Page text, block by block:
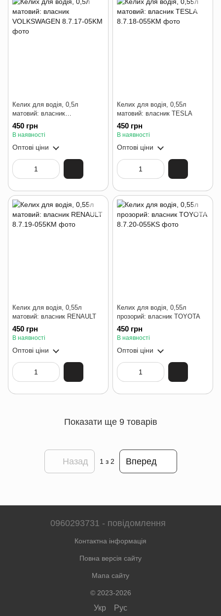
Келих для водія, 0,5л
матовий: власник
VOLKSWAGEN
450 грн
В наявності
Оптові ціни
Келих для водія, 0,55л
матовий: власник TESLA
450 грн
В наявності
Оптові ціни
Келих для водія, 0,55л
матовий: власник RENAULT
450 грн
В наявності
Оптові ціни
Келих для водія, 0,55л
прозорий: власник TOYOTA
450 грн
В наявності
Оптові ціни
Показати ще 9 товарів
Назад 1з 2 Вперед
0960293731 - повідомлення
Контактна інформація
Повна версія сайту
Мапа сайту
© 2023-2026
Укр Рус